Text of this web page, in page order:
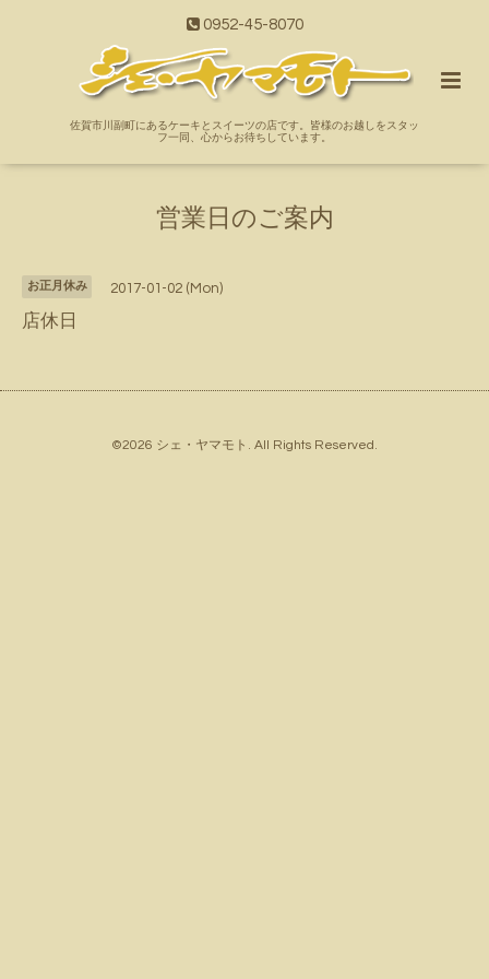
0952-45-8070
佐賀市川副町にあるケーキとスイーツの店です。皆様のお越しをスタッ
フ一同、心からお待ちしています。
営業日のご案内
お正月休み 2017-01-02 (Mon)
店休日
©2026 シェ・ヤマモト . All Rights Reserved.